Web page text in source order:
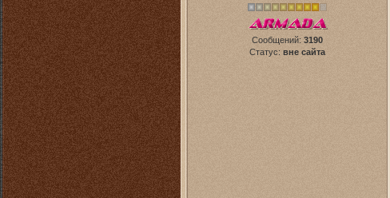
Сообщений: 3190
Статус: вне сайта